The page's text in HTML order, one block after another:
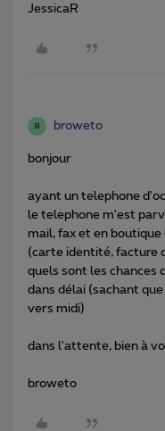
JessicaR
B broweto
bonjour
ayant un telephone
le telephone m'est
mail, fax et en
(carte identité, facture
quels sont les chances
dans délai (sachant
vers midi)
dans l'attente, bien à
broweto